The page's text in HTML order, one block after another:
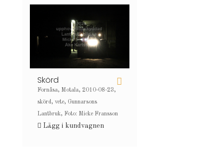
Skörd
Fornåsa, Motala, 2010-08-23,
skörd, vete, Gunnarsons
Lantbruk, Foto: Micke Fransson
Lägg i kundvagnen